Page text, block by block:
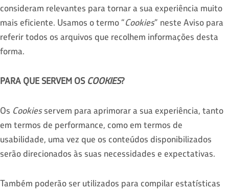
consideram relevantes para tornar a sua experiência muito
mais eficiente. Usamos o termo “Cookies” neste Aviso para
referir todos os arquivos que recolhem informações desta
forma.
PARA QUE SERVEM OS COOKIES?
Os Cookiesservem para aprimorar a sua experiência, tanto
em termos de performance, como em termos de
usabilidade, uma vez que os conteúdos disponibilizados
serão direcionados às suas necessidades e expectativas.
Também poderão ser utilizados para compilar estatísticas